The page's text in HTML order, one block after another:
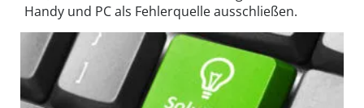
Handy und PC als Fehlerquelle ausschließen.